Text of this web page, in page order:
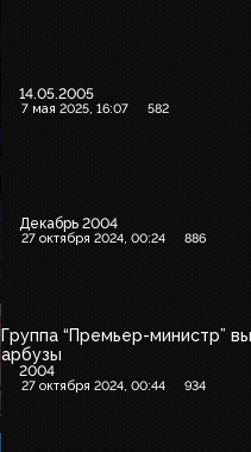
14.05.2005
7 мая 2025, 16:07 582
Декабрь 2004
27 октября 2024, 00:24 886
Группа “Премьер-министр”
арбузы
2004
27 октября 2024, 00:44 934